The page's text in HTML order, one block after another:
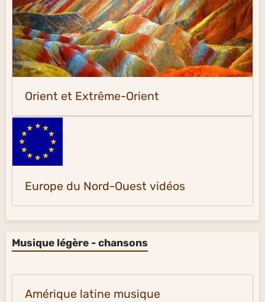
Orient et Extrême-Orient
Europe du Nord-Ouest vidéos
Musique légère - chansons
Amérique latine musique